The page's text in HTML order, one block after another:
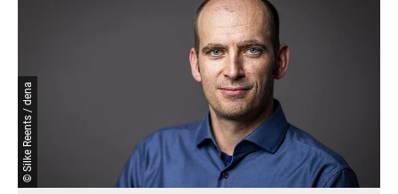
© Silke Reents / dena